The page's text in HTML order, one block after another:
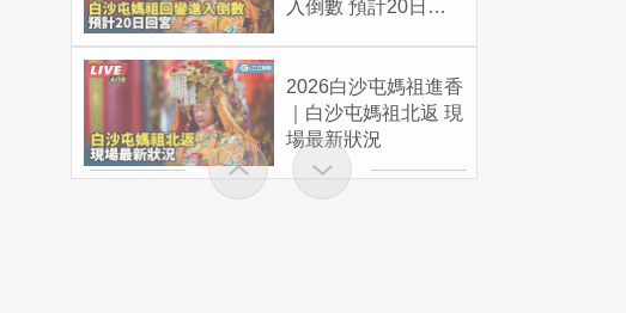
入倒數 預計20日回
2026白沙屯媽祖進香
｜白沙屯媽祖北返 現
場最新狀況